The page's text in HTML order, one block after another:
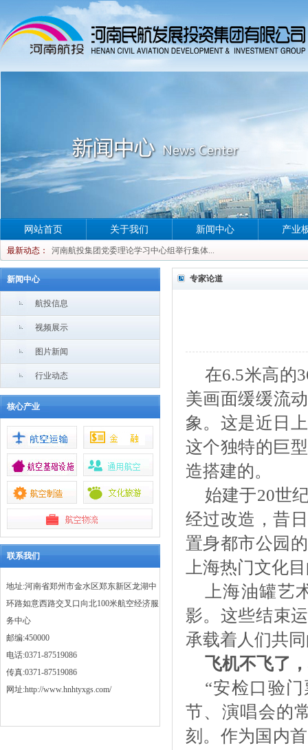
网站首页
最新动态：
河南航投集团党委理论学习中心组举行集体...
河南航投集团党委理论学习中心组举行集体...
河南航投集团党委理论学习中心组举行集体...
河南航投集团党委理论学习中心组举行集体...
关于我们 新闻中心 产业
新闻中心
航投信息
视频展示
图片新闻
行业动态
核心产业
联系我们
地址:河南省郑州市金水区郑东新区龙湖中
环路如意西路交叉口向北100米航空经济服
务中心
邮编:450000
电话:0371-87519086
传真:0371-87519086
网址:http://www.hnhtyxgs.com/
专家论道
在6.5米高的
美画面缓缓流
象。这是近日
这个独特的巨
造搭建的。
始建于20世
经过改造，昔
置身都市公园
上海热门文化
上海油罐艺
影。这些结束
承载着人们共
飞机不飞了
“安检口验
节、演唱会的
刻。作为国内